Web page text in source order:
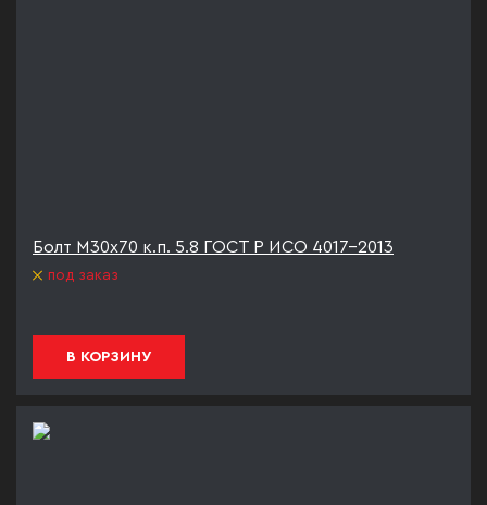
Болт М30х70 к.п. 5.8 ГОСТ Р ИСО 4017-2013
под заказ
В КОРЗИНУ